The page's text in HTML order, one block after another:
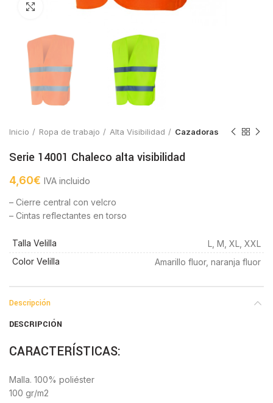
Click to enlarge
Inicio Ropa de trabajo Alta Visibilidad Cazadoras
Serie 14001 Chaleco alta visibilidad
4,60€ IVA incluido
– Cierre central con velcro
– Cintas reflectantes en torso
Talla Velilla
L, M, XL, XXL
Color Velilla
Amarillo fluor, naranja fluor
Descripción
DESCRIPCIÓN
CARACTERÍSTICAS:
Malla. 100% poliéster
100 gr/m2